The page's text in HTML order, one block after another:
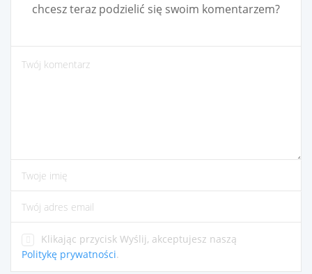
chcesz teraz podzielić się swoim komentarzem?
proszę wpisać komentarze
proszę wpisać swoje imię
proszę podać poprawny adres e-mail
Klikając przycisk Wyślij, akceptujesz naszą
Politykę prywatności.